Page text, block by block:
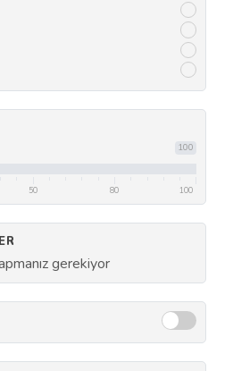
100
50 80 100
gerekiyor